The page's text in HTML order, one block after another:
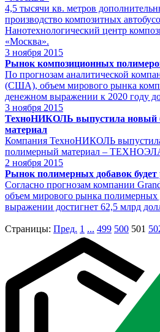
4,5 тысячи кв. метров
производство композитных
Нанотехнологический центр
«Москва».
3 ноября 2015
Рынок композиционных
По прогнозам аналитической
(США), объем мирового рынка
денежном выражении к 2020 году
3 ноября 2015
ТехноНИКОЛЬ выпустила новый
материал
Компания ТехноНИКОЛЬ
полимерный материал –
2 ноября 2015
Рынок полимерных добавок будет
Согласно прогнозам компании
объем мирового рынка полимерных
выражении достигнет 62,5 млрд
Страницы: Пред. 1 ... 499 500 501